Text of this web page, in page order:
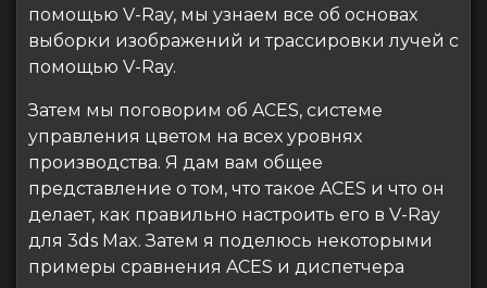
помощью V-Ray, мы узнаем все об основах
выборки изображений и трассировки лучей с
помощью V-Ray.
Затем мы поговорим об ACES, системе
управления цветом на всех уровнях
производства. Я дам вам общее
представление о том, что такое ACES и что он
делает, как правильно настроить его в V-Ray
для 3ds Max. Затем я поделюсь некоторыми
примеры сравнения ACES и диспетчера